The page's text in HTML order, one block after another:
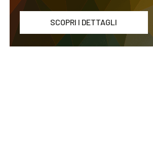
SCOPRI I DETTAGLI